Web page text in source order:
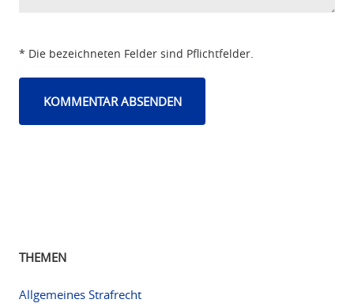
* Die bezeichneten Felder sind Pflichtfelder.
THEMEN
Allgemeines Strafrecht